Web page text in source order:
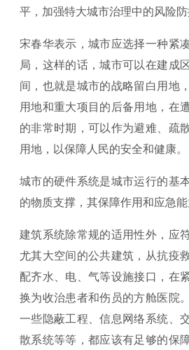
平，加强特大城市治理中的风险防
宋春华表示，城市应选择一种紧
局，这样的话，城市可以在建成
间，也就是城市的战略留白用地
用地和重大项目的后备用地，在
的非常时期，可以作为避难、疏
用地，以保障人民的安全和健康。
城市的硬件系统是城市运行的基
的物质支撑，其保障作用和应急能
建筑系统除常规的适用性外，应
尤其大空间的公共建筑，从抗疫
配齐水、电、气等设施接口，在
换为收治患者和伤员的方舱医院
一些隐蔽工程、信息网络系统、
散系统等等，都应该有足够的保